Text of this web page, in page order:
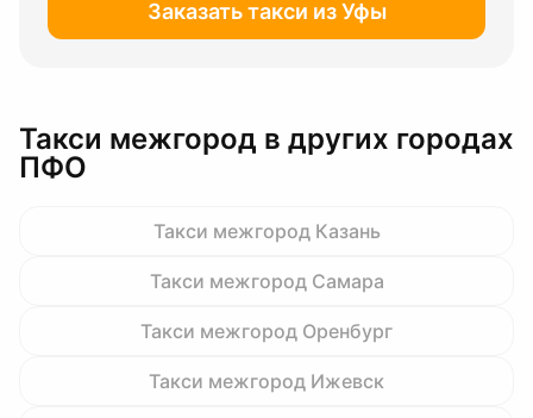
Заказать такси из Уфы
Такси межгород в других городах
ПФО
Такси межгород Казань
Такси межгород Самара
Такси межгород Оренбург
Такси межгород Ижевск